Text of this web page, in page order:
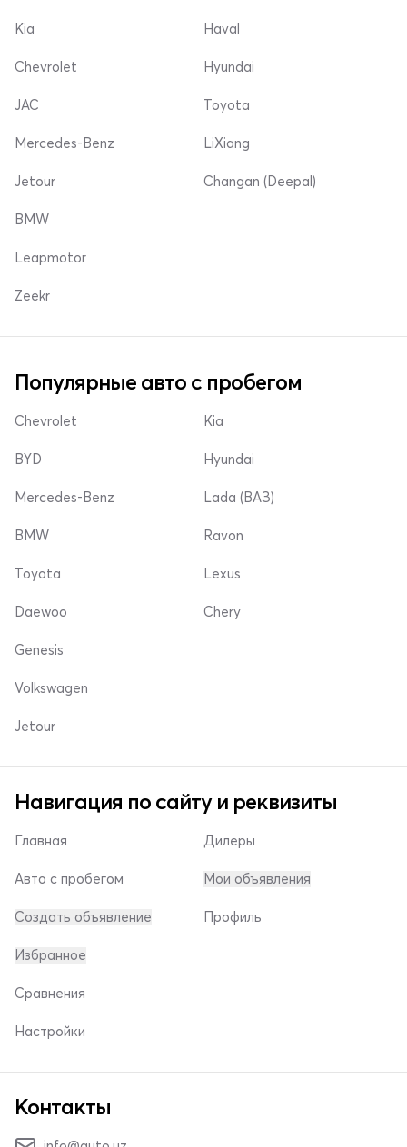
Kia
Chevrolet
Haval
Hyundai
JAC
Mercedes-Benz
Jetour
Toyota
LiXiang
Changan (Deepal)
BMW
Leapmotor
Zeekr
Популярные авто с пробегом
Chevrolet
BYD
Mercedes-Benz
Kia
Hyundai
Lada (ВАЗ)
BMW
Toyota
Daewoo
Ravon
Lexus
Chery
Genesis
Volkswagen
Jetour
Навигация по сайту и реквизиты
Главная
Авто с пробегом
Создать объявление
Дилеры
Мои объявления
Профиль
Избранное
Сравнения
Настройки
Контакты